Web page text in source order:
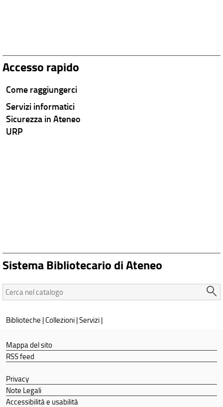
Accesso rapido
Come raggiungerci
Servizi informatici
Sicurezza in Ateneo
URP
Sistema Bibliotecario di Ateneo
Cerca
nel
Biblioteche |Collezioni|Servizi|
Mappa del sito
RSS feed
Privacy
Note Legali
Accessibilità e usabilità